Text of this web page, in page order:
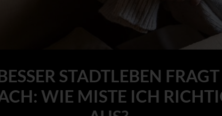
STADTLEBEN FRAGT
WIE MISTE ICH